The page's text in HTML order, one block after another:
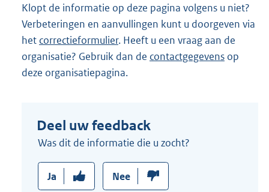
Klopt de informatie op deze pagina volgens u niet?
Verbeteringen en aanvullingen kunt u doorgeven via
het correctieformulier. Heeft u een vraag aan de
organisatie? Gebruik dan de contactgegevens op
deze organisatiepagina.
Deel uw feedback
Was dit de informatie die u zocht?
Ja Nee